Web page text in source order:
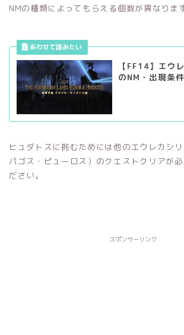
NMの種類によってもらえる個数が異なります
【FF14】エウ
のNM・出現条
ヒュダトスに挑むためには他のエウレカシリ
パゴス・ピューロス）のクエストクリアが
ださい。
スポンサーリンク